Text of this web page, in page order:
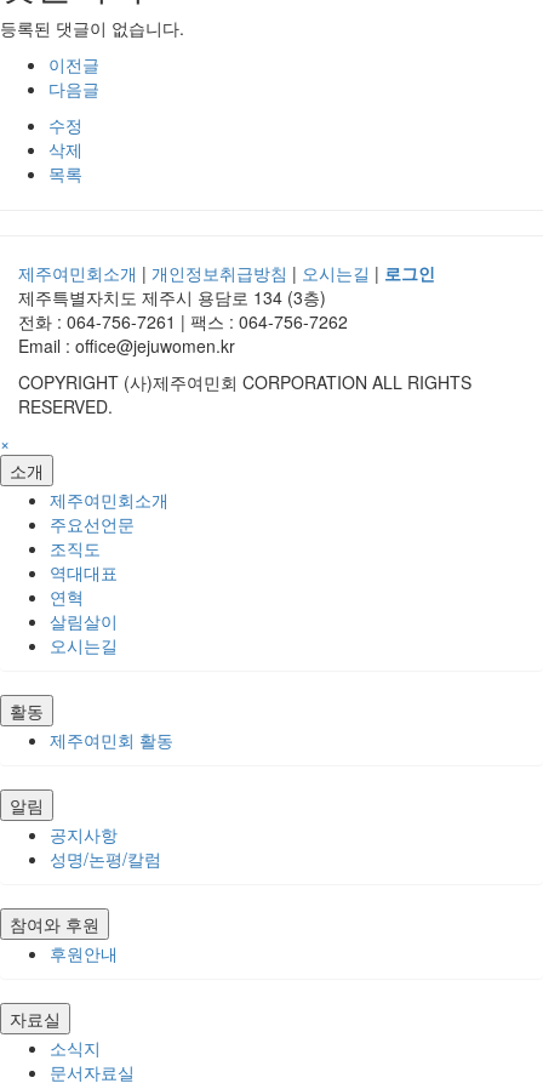
등록된 댓글이 없습니다.
이전글
다음글
수정
삭제
목록
제주여민회소개 | 개인정보취급방침 | 오시는길 | 로그인
제주특별자치도 제주시 용담로 134 (3층)
전화 : 064-756-7261 | 팩스 : 064-756-7262
Email : office@jejuwomen.kr
COPYRIGHT (사)제주여민회 CORPORATION ALL RIGHTS
RESERVED.
×
소개
제주여민회소개
주요선언문
조직도
역대대표
연혁
살림살이
오시는길
활동
제주여민회 활동
알림
공지사항
성명/논평/칼럼
참여와 후원
후원안내
자료실
소식지
문서자료실